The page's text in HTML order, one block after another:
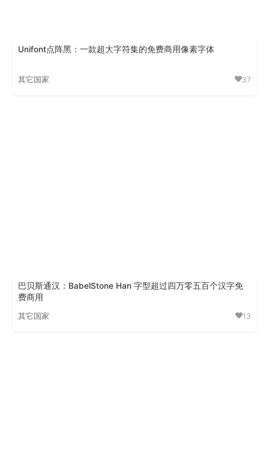
Unifont点阵黑：一款超大字符集的免费商用像素字体
其它国家 37
巴贝斯通汉：BabelStone Han 字型超过四万零五百个汉字免
费商用
其它国家 13